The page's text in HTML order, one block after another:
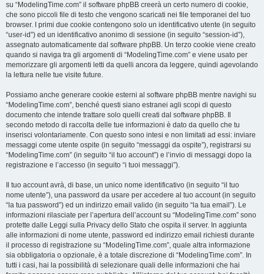
su “ModelingTime.com” il software phpBB creerà un certo numero di cookie,
che sono piccoli file di testo che vengono scaricati nei file temporanei del tuo
browser. I primi due cookie contengono solo un identificativo utente (in seguito
“user-id”) ed un identificativo anonimo di sessione (in seguito “session-id”),
assegnato automaticamente dal software phpBB. Un terzo cookie viene creato
quando si naviga tra gli argomenti di “ModelingTime.com” e viene usato per
memorizzare gli argomenti letti da quelli ancora da leggere, quindi agevolando
la lettura nelle tue visite future.
Possiamo anche generare cookie esterni al software phpBB mentre navighi su
“ModelingTime.com”, benché questi siano estranei agli scopi di questo
documento che intende trattare solo quelli creati dal software phpBB. Il
secondo metodo di raccolta delle tue informazioni è dato da quello che tu
inserisci volontariamente. Con questo sono intesi e non limitati ad essi: inviare
messaggi come utente ospite (in seguito “messaggi da ospite”), registrarsi su
“ModelingTime.com” (in seguito “il tuo account”) e l’invio di messaggi dopo la
registrazione e l’accesso (in seguito “i tuoi messaggi”).
Il tuo account avrà, di base, un unico nome identificativo (in seguito “il tuo
nome utente”), una password da usare per accedere al tuo account (in seguito
“la tua password”) ed un indirizzo email valido (in seguito “la tua email”). Le
informazioni rilasciate per l’apertura dell’account su “ModelingTime.com” sono
protette dalle Leggi sulla Privacy dello Stato che ospita il server. In aggiunta
alle informazioni di nome utente, password ed indirizzo email richiesti durante
il processo di registrazione su “ModelingTime.com”, quale altra informazione
sia obbligatoria o opzionale, è a totale discrezione di “ModelingTime.com”. In
tutti i casi, hai la possibilità di selezionare quali delle informazioni che hai